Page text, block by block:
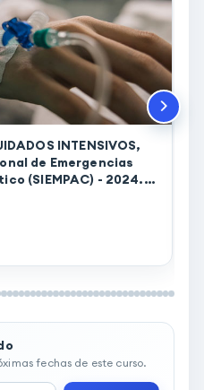
INTENSIVOS,
de Emergencias
(SIEMPAC) - 2024.
fechas de este curso.